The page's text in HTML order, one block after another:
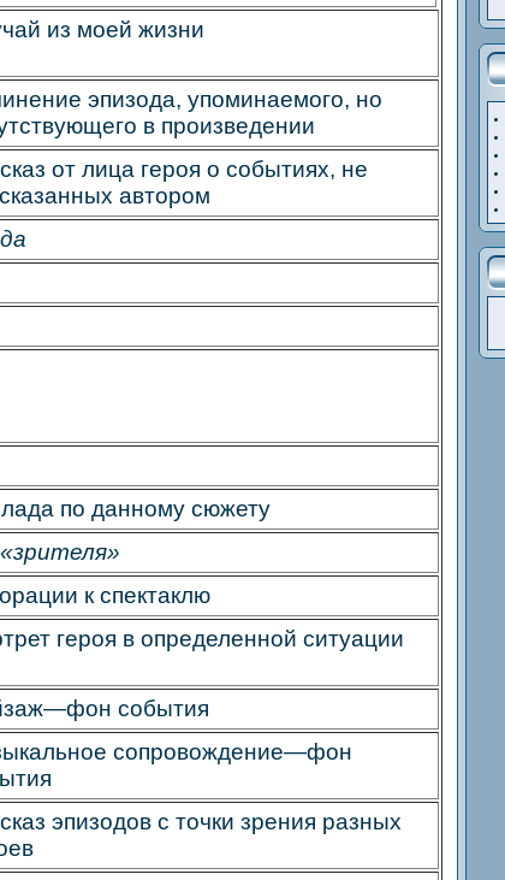
из моей жизни
эпизода, упоминаемого, но
в произведении
от лица героя о событиях, не
автором
по данному сюжету
к спектаклю
героя в определенной ситуации
события
сопровождение—фон
эпизодов с точки зрения разных